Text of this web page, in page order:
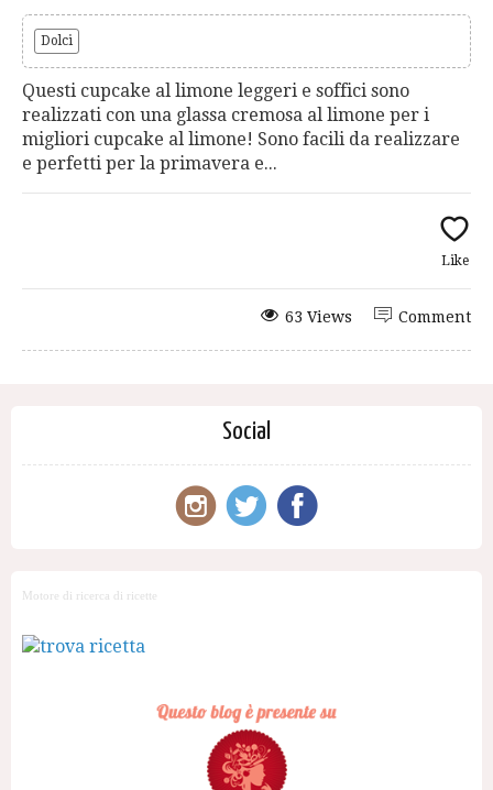
Dolci
Questi cupcake al limone leggeri e soffici sono
realizzati con una glassa cremosa al limone per i
migliori cupcake al limone! Sono facili da realizzare
e perfetti per la primavera e...
Like
Comment
63 Views
Social
Motore di ricerca di ricette